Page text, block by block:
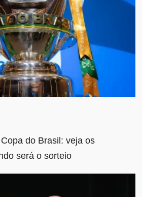
do Brasil: veja os
será o sorteio